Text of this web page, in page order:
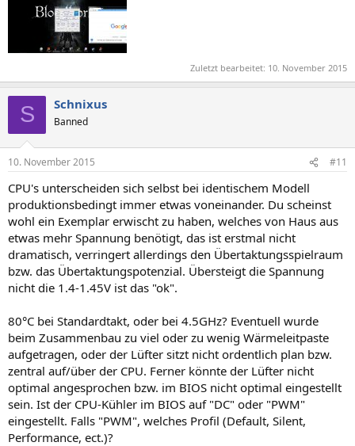
Zuletzt bearbeitet: 10. November 2015
S Schnixus
Banned
10. November 2015 #11
CPU's unterscheiden sich selbst bei identischem Modell
produktionsbedingt immer etwas voneinander. Du scheinst
wohl ein Exemplar erwischt zu haben, welches von Haus aus
etwas mehr Spannung benötigt, das ist erstmal nicht
dramatisch, verringert allerdings den Übertaktungsspielraum
bzw. das Übertaktungspotenzial. Übersteigt die Spannung
nicht die 1.4-1.45V ist das "ok".
80°C bei Standardtakt, oder bei 4.5GHz? Eventuell wurde
beim Zusammenbau zu viel oder zu wenig Wärmeleitpaste
aufgetragen, oder der Lüfter sitzt nicht ordentlich plan bzw.
zentral auf/über der CPU. Ferner könnte der Lüfter nicht
optimal angesprochen bzw. im BIOS nicht optimal eingestellt
sein. Ist der CPU-Kühler im BIOS auf "DC" oder "PWM"
eingestellt. Falls "PWM", welches Profil (Default, Silent,
Performance, ect.)?